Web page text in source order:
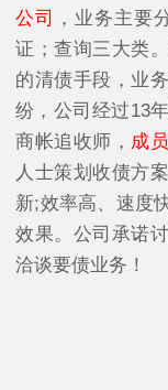
公司
，业务主要
证；查询三大类
的清债手段，业
纷，公司经过13
商帐追收师， 成
人士策划收债方
新;效率高、速度
效果。公司承诺
洽谈要债业务！